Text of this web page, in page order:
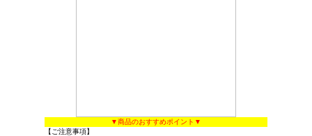
▼商品のおすすめポイント▼
【ご注意事項】